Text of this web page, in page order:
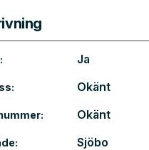
Ja
Okänt
Okänt
Sjöbo